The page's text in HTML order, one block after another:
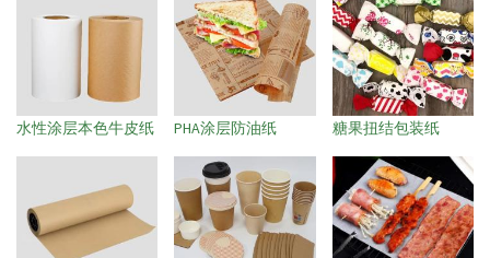
水性涂层本色牛皮纸 PHA涂层防油纸 糖果扭结包装纸